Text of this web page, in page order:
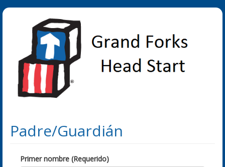
Padre/Guardián
Primer nombre (Requerido)